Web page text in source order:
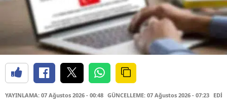
YAYINLAMA: 07 Ağustos 2026 - 00:48 GÜNCELLEME: 07 Ağustos 2026 - 07:23